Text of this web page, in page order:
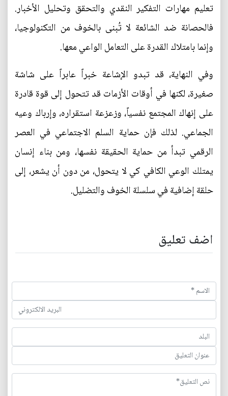
تعليم مهارات التفكير النقدي والتحقق وتحليل الأخبار.
فالحصانة ضد الشائعة لا تُبنى بالخوف من التكنولوجيا،
وإنما بامتلاك القدرة على التعامل الواعي معها.
وفي النهاية، قد تبدو الإشاعة خبراً عابراً على شاشة
صغيرة، لكنها في أوقات الأزمات قد تتحول إلى قوة قادرة
على إنهاك المجتمع نفسياً، وزعزعة استقراره، وإرباك وعيه
الجماعي. لذلك فإن حماية السلم الاجتماعي في العصر
الرقمي تبدأ من حماية الحقيقة نفسها، ومن بناء إنسان
يمتلك الوعي الكافي كي لا يتحول، من دون أن يشعر، إلى
حلقة إضافية في سلسلة الخوف والتضليل.
اضف تعليق